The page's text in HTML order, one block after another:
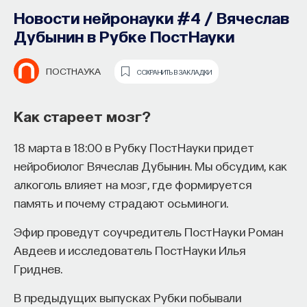
Новости нейронауки #4 / Вячеслав
Дубынин в Рубке ПостНауки
ПОСТНАУКА СОХРАНИТЬ В ЗАКЛАДКИ
Как стареет мозг?
18 марта в 18:00 в Рубку ПостНауки придет
нейробиолог Вячеслав Дубынин. Мы обсудим, как
алкоголь влияет на мозг, где формируется
память и почему страдают осьминоги.
Эфир проведут соучредитель ПостНауки Роман
Авдеев и исследователь ПостНауки Илья
Гриднев.
В предыдущих выпусках Рубки побывали
образования и рынок труда —
«Мыслить как учёный» #57
ИВАР МАКСУТОВ
Зачем университету длинный
горизонт планирования и как
ИИ меняет саму организацию
мышления и обучения
В новом эпизоде «Мыслить как ученый»
зачем университет нужен в эпоху ИИ и почему
высшее образование нельзя сводить к быстрой
подготовке под нужды рынка.
Они обсуждают, как университеты выбирают
проблем
НАТАЛЬЯ КИСЕЛЬНИКОВА СОХРАНИТЬ В ЗАКЛАДКИ
о понятии «проблема», способностях
помощи
Чем личностная проблема отличается
от жизненной задачи? Зависит ли способность
и уровня интеллекта? Какие этапы предполагает
процесс решения личностных проблем? На эти
и другие вопросы отвечает кандидат
психологических наук Наталья Кисельникова.